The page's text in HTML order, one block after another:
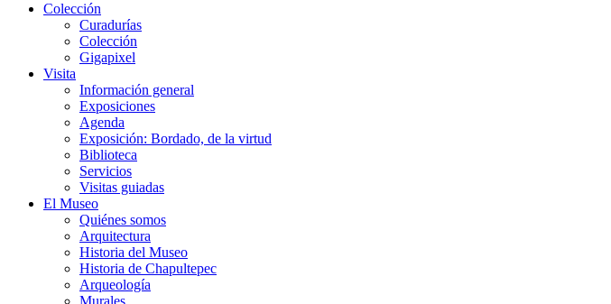
Colección
Curadurías
Colección
Gigapixel
Visita
Información general
Exposiciones
Agenda
Exposición: Bordado, de la virtud
Biblioteca
Servicios
Visitas guiadas
El Museo
Quiénes somos
Arquitectura
Historia del Museo
Historia de Chapultepec
Arqueología
Murales